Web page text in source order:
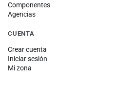
Componentes
Agencias
CUENTA
Crear cuenta
Iniciar sesión
Mi zona